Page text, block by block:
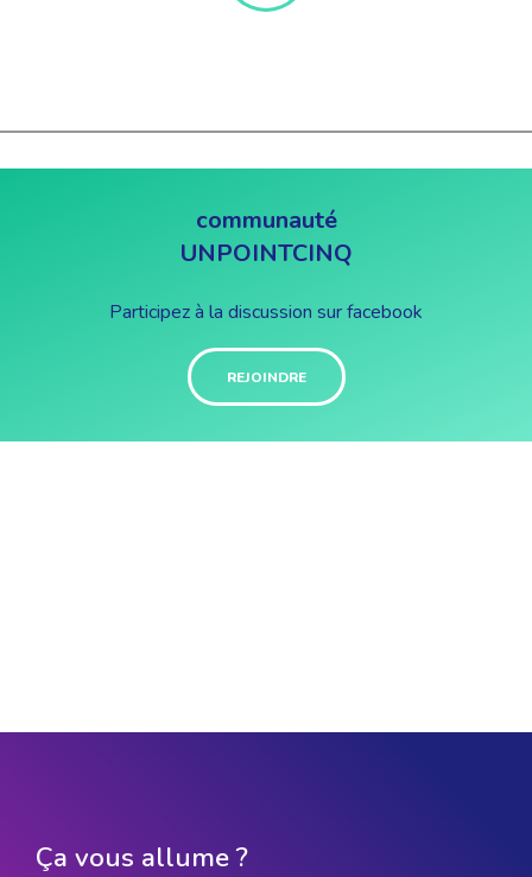
communauté
UNPOINTCINQ
Participez à la discussion sur facebook
REJOINDRE
Ça vous allume ?